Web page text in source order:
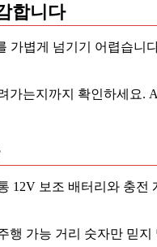
합니다
볍게 넘기기 어렵습
는지까지 확인하세요
12V 보조 배터리와 충전
행 가능 거리 숫자만 믿